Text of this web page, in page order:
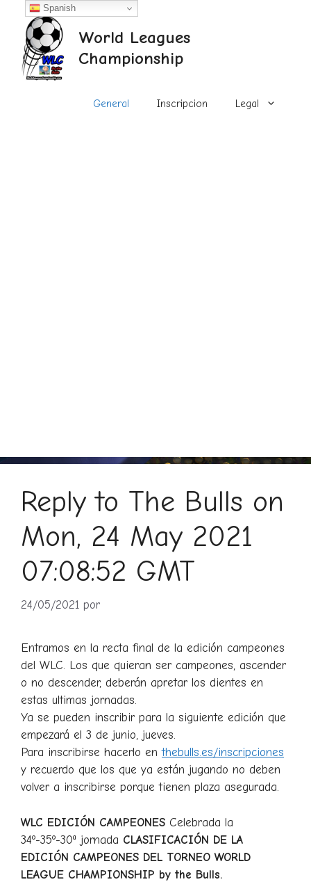
contenido
World Leagues
Championship
General Inscripcion Legal
Reply to The Bulls on
Mon, 24 May 2021
07:08:52 GMT
24/05/2021 por
Entramos en la recta final de la edición campeones
del WLC. Los que quieran ser campeones, ascender
o no descender, deberán apretar los dientes en
estas ultimas jornadas.
Ya se pueden inscribir para la siguiente edición que
empezará el 3 de junio, jueves.
Para inscribirse hacerlo enthebulls.es/inscripciones
y recuerdo que los que ya están jugando no deben
volver a inscribirse porque tienen plaza asegurada.
WLC EDICIÓN CAMPEONES Celebrada la
34º-35º-30ª jornada CLASIFICACIÓN DE LA
EDICIÓN CAMPEONES DEL TORNEO WORLD
LEAGUE CHAMPIONSHIP by the Bulls.
Spanish